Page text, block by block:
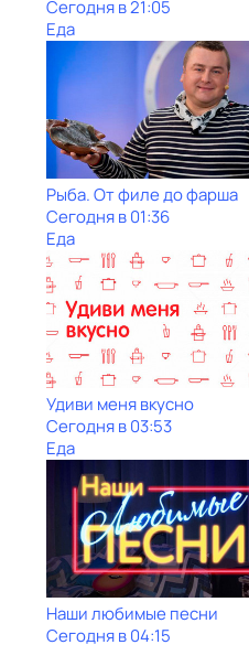
Сегодня в 21:05
Еда
Рыба. От филе до фарша
Сегодня в 01:36
Еда
Удиви меня вкусно
Сегодня в 03:53
Еда
Наши любимые песни
Сегодня в 04:15